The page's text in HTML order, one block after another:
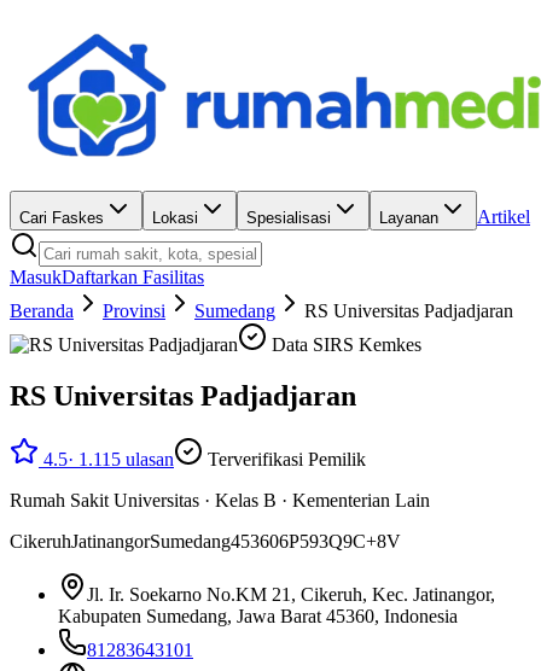
Cari Faskes Lokasi Spesialisasi Layanan Artikel
MasukDaftarkan Fasilitas
Beranda
Provinsi Sumedang
RS Universitas Padjadjaran
Data SIRS Kemkes
RS Universitas Padjadjaran
4.5· 1.115 ulasan
Terverifikasi Pemilik
Rumah Sakit Universitas · Kelas B · Kementerian Lain
CikeruhJatinangorSumedang453606P593Q9C+8V
Jl. Ir. Soekarno No.KM 21, Cikeruh, Kec. Jatinangor,
Kabupaten Sumedang, Jawa Barat 45360, Indonesia
81283643101